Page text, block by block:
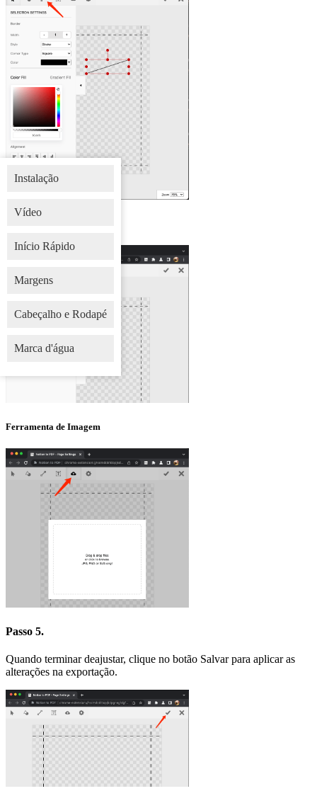
Ferramenta de Imagem
Passo 5.
Quando terminar deajustar, clique no botão Salvar para aplicar as
alterações na exportação.
Instalação
Vídeo
Início Rápido
Margens
Cabeçalho e Rodapé
Marca d'água